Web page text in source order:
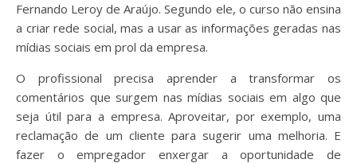
Fernando Leroy de Araújo. Segundo ele, o curso não ensina
a criar rede social, mas a usar as informações geradas nas
mídias sociais em prol da empresa.
O profissional precisa aprender a transformar os
comentários que surgem nas mídias sociais em algo que
seja útil para a empresa. Aproveitar, por exemplo, uma
reclamação de um cliente para sugerir uma melhoria. E
fazer o empregador enxergar a oportunidade de